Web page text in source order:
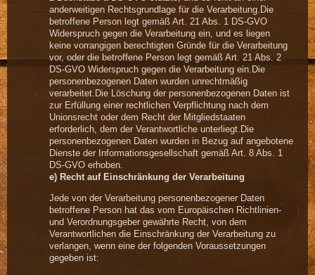
anderweitigen Rechtsgrundlage für die Verarbeitung.Die
betroffene Person legt gemäß Art. 21 Abs. 1 DS-GVO
Widerspruch gegen die Verarbeitung ein, und es liegen
keine vorrangigen berechtigten Gründe für die Verarbeitung
vor, oder die betroffene Person legt gemäß Art. 21 Abs. 2
DS-GVO Widerspruch gegen die Verarbeitung ein.Die
personenbezogenen Daten wurden unrechtmäßig
verarbeitet.Die Löschung der personenbezogenen Daten ist
zur Erfüllung einer rechtlichen Verpflichtung nach dem
Unionsrecht oder dem Recht der Mitgliedstaaten
erforderlich, dem der Verantwortliche unterliegt.Die
personenbezogenen Daten wurden in Bezug auf angebotene
Dienste der Informationsgesellschaft gemäß Art. 8 Abs. 1
DS-GVO erhoben.
e) Recht auf Einschränkung der Verarbeitung
Jede von der Verarbeitung personenbezogener Daten
betroffene Person hat das vom Europäischen Richtlinien-
und Verordnungsgeber gewährte Recht, von dem
Verantwortlichen die Einschränkung der Verarbeitung zu
verlangen, wenn eine der folgenden Voraussetzungen
gegeben ist: